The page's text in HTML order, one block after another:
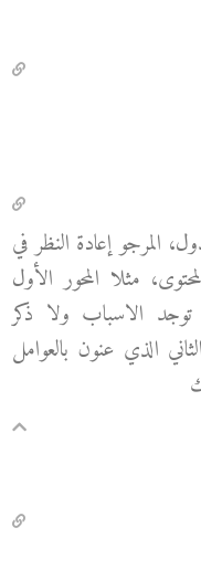
المرجو إعادة النظر في
مثلا المحور الأول
الاسباب ولا ذكر
الذي عنون بالعوامل